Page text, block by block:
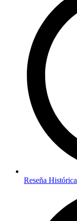
Reseña Histórica